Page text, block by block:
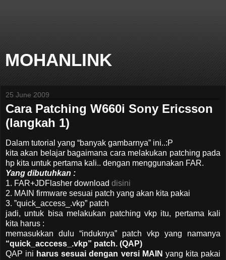
MOHANLINK
25 June 2009
Cara Patching W660i Sony Ericsson
(langkah 1)
Dalam tutorial yang “banyak gambarnya” ini..:P
kita akan belajar bagaimana cara melakukan patching pada
hp kita untuk pertama kali.. dengan menggunakan FAR.
Yang dibutuhkan :
1. FAR+JDFlasher download disini
2. MAIN firmware sesuai patch yang akan kita pakai
3. ”quick_access_.vkp” patch
jadi, untuk bisa melakukan patching vkp itu, pertama kali
kita harus :
memasukkan dulu “induknya” patch vkp yang namanya
“quick_acccess_.vkp” patch. (QAP)
QAP ini harus sesuai dengan versi MAIN yang kita pakai